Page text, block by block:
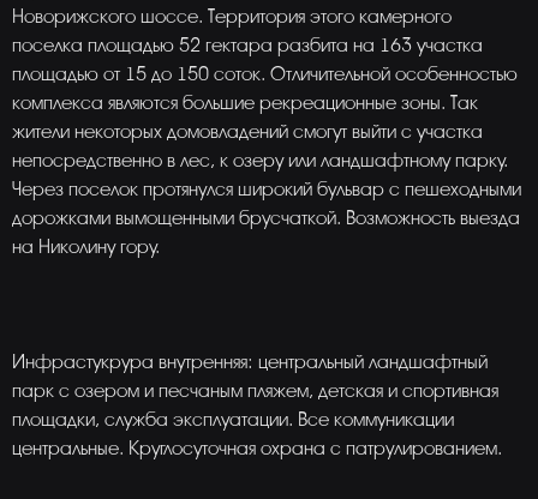
Новорижского шоссе. Территория этого камерного
поселка площадью 52 гектара разбита на 163 участка
площадью от 15 до 150 соток. Отличительной особенностью
комплекса являются большие рекреационные зоны. Так
жители некоторых домовладений смогут выйти с участка
непосредственно в лес, к озеру или ландшафтному парку.
Через поселок протянулся широкий бульвар с пешеходными
дорожками вымощенными брусчаткой. Возможность выезда
на Николину гору.
Инфрастукрура внутренняя: центральный ландшафтный
парк с озером и песчаным пляжем, детская и спортивная
площадки, служба эксплуатации. Все коммуникации
центральные. Круглосуточная охрана с патрулированием.